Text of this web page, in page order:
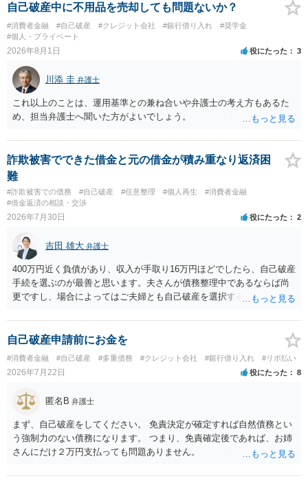
自己破産中に不用品を売却しても問題ないか？
#消費者金融 #自己破産 #クレジット会社 #銀行借り入れ
#奨学金
#個人・プライベート
2026年8月1日 役にたった 3
川添 圭 弁護士
これ以上のことは、運用基準との兼ね合いや弁護士の考え方もあるた
め、担当弁護士へ聞いた方がよいでしょう。
詐欺被害でできた借金と元の借金が積み重なり返済困
難
#詐欺被害での債務 #自己破産 #任意整理 #個人再生
#消費者金融
#借金返済の相談・交渉
2026年7月30日 役にたった 2
吉田 雄大 弁護士
400万円近く負債があり、収入が手取り16万円ほどでしたら、自己破産
手続を選ぶのが最善と思います。夫さんが債務整理中であるならば尚
更ですし、場合によってはご夫婦とも自己破産を選択する方法もある
自己破産申請前にお金を
#消費者金融 #自己破産 #多重債務 #クレジット会社 #銀行借り入れ #リボ払い
2026年7月22日 役にたった 8
匿名B 弁護士
まず、自己破産をしてください。 免責決定が確定すれば自然債務とい
う強制力のない債務になります。 つまり、免責確定後であれば、お姉
さんにだけ２万円支払っても問題ありません。